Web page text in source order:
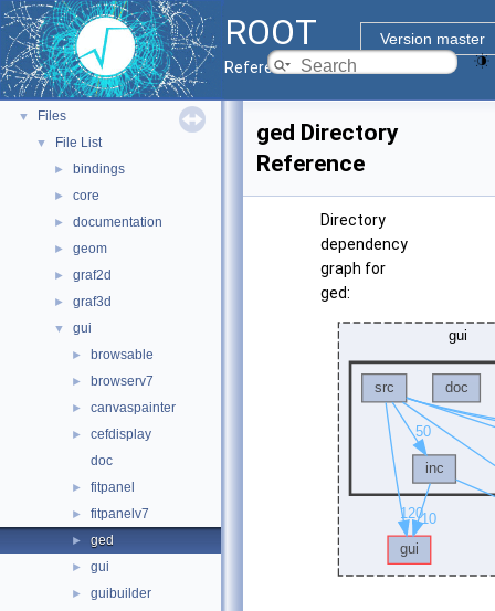
ROOT
Version master
Reference Guide
Python Interface
► ROOT Components
► Namespaces
► All Classes
▼ Files
▼ File List
► bindings
► core
► documentation
► geom
► graf2d
► graf3d
▼ gui
► browsable
► browserv7
► canvaspainter
►
cefdisplay
doc
► fitpanel
► fitpanelv7
► ged
► gui
► guibuilder
ged Directory
Reference
Directory
dependency
graph for
ged: